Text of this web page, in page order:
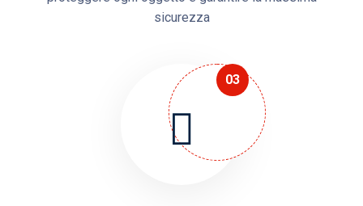
sicurezza
03